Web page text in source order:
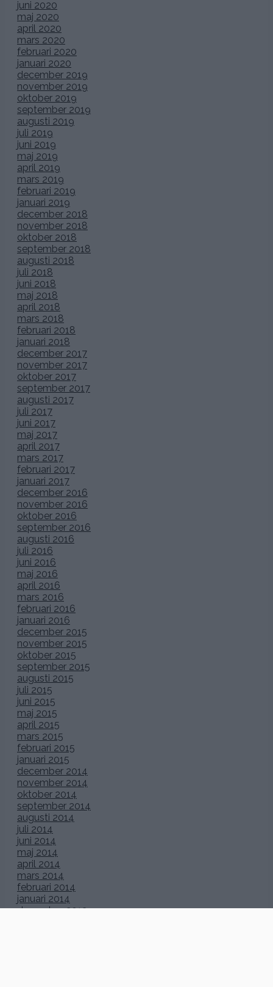
juni 2020
maj 2020
april 2020
mars 2020
februari 2020
januari 2020
december 2019
november 2019
oktober 2019
september 2019
augusti 2019
juli 2019
juni 2019
maj 2019
april 2019
mars 2019
februari 2019
januari 2019
december 2018
november 2018
oktober 2018
september 2018
augusti 2018
juli 2018
juni 2018
maj 2018
april 2018
mars 2018
februari 2018
januari 2018
december 2017
november 2017
oktober 2017
september 2017
augusti 2017
juli 2017
juni 2017
maj 2017
april 2017
mars 2017
februari 2017
januari 2017
december 2016
november 2016
oktober 2016
september 2016
augusti 2016
juli 2016
juni 2016
maj 2016
april 2016
mars 2016
februari 2016
januari 2016
december 2015
november 2015
oktober 2015
september 2015
augusti 2015
juli 2015
juni 2015
maj 2015
april 2015
mars 2015
februari 2015
januari 2015
december 2014
november 2014
oktober 2014
september 2014
augusti 2014
juli 2014
juni 2014
maj 2014
april 2014
mars 2014
februari 2014
januari 2014
december 2013